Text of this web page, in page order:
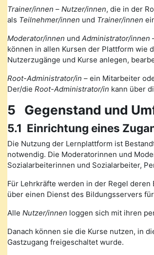
Trainer/innen – Nutzer/innen, die in der
als Teilnehmer/innen und Trainer/innen
Moderator/innen und Administrator/innen
können in allen Kursen der Plattform wie
Nutzerzugänge und Kurse anlegen,
Root-Administrator/in – ein Mitarbeiter
Der/die Root-Administrator/in kann über
5 Gegenstand und
5.1 Einrichtung eines
Die Nutzung der Lernplattform ist
notwendig. Die Moderatorinnen und
Sozialarbeiterinnen und Sozialarbeiter,
Für Lehrkräfte werden in der Regel
über einen Dienst des Bildungsservers
Alle Nutzer/innen loggen sich mit ihren
Danach können sie die Kurse nutzen, in
Gastzugang freigeschaltet wurde.